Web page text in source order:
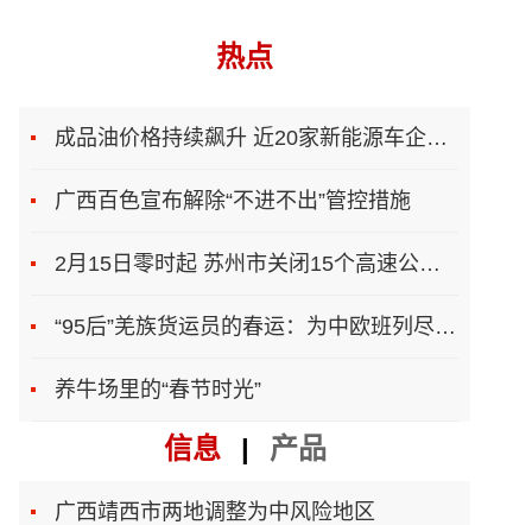
热点
成品油价格持续飙升 近20家新能源车企上调售价
广西百色宣布解除“不进不出”管控措施
2月15日零时起 苏州市关闭15个高速公路入口
“95后”羌族货运员的春运：为中欧班列尽一份力
养牛场里的“春节时光”
信息 | 产品
广西靖西市两地调整为中风险地区